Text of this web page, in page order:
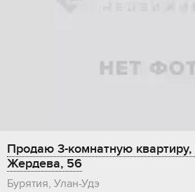
Продаю 3-комнатную
Жердева, 56
Бурятия, Улан-Удэ